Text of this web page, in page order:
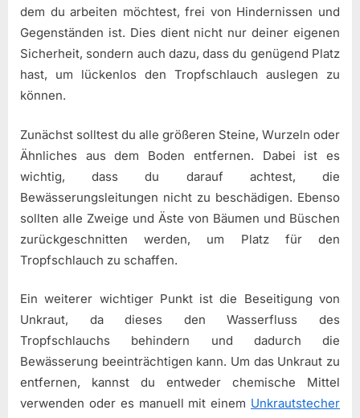
dem du arbeiten möchtest, frei von Hindernissen und
Gegenständen ist. Dies dient nicht nur deiner eigenen
Sicherheit, sondern auch dazu, dass du genügend Platz
hast, um lückenlos den Tropfschlauch auslegen zu
können.
Zunächst solltest du alle größeren Steine, Wurzeln oder
Ähnliches aus dem Boden entfernen. Dabei ist es
wichtig, dass du darauf achtest, die
Bewässerungsleitungen nicht zu beschädigen. Ebenso
sollten alle Zweige und Äste von Bäumen und Büschen
zurückgeschnitten werden, um Platz für den
Tropfschlauch zu schaffen.
Ein weiterer wichtiger Punkt ist die Beseitigung von
Unkraut, da dieses den Wasserfluss des
Tropfschlauchs behindern und dadurch die
Bewässerung beeinträchtigen kann. Um das Unkraut zu
entfernen, kannst du entweder chemische Mittel
verwenden oder es manuell mit einem Unkrautstecher